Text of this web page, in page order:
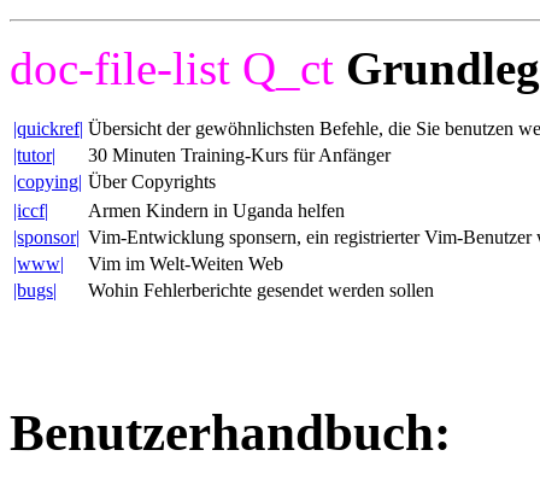
doc-file-list Q_ct
|quickref| Übersicht der gewöhnlichsten Befehle, die Sie benutzen
|tutor|
30 Minuten Training-Kurs für Anfänger
|copying| Über Copyrights
|iccf|
Armen Kindern in Uganda helfen
|sponsor| Vim-Entwicklung sponsern, ein registrierter Vim-Benutzer
|www|
Vim im Welt-Weiten Web
|bugs|
Wohin Fehlerberichte gesendet werden sollen
Benutzerhandbuch: